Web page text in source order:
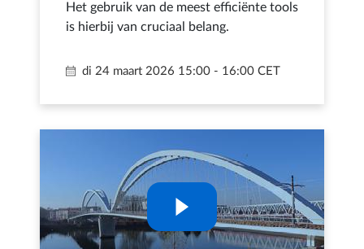
Het gebruik van de meest efficiënte tools
is hierbij van cruciaal belang.
di 24 maart 2026 15:00 - 16:00 CET